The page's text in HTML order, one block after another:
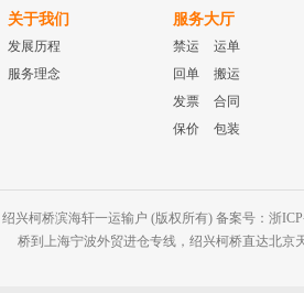
关于我们
发展历程
服务理念
服务大厅
禁运
运单
回单
搬运
发票
合同
保价
包装
绍兴柯桥滨海轩一运输户 (版权所有) 备案号：浙
桥到上海宁波外贸进仓专线，绍兴柯桥直达北京